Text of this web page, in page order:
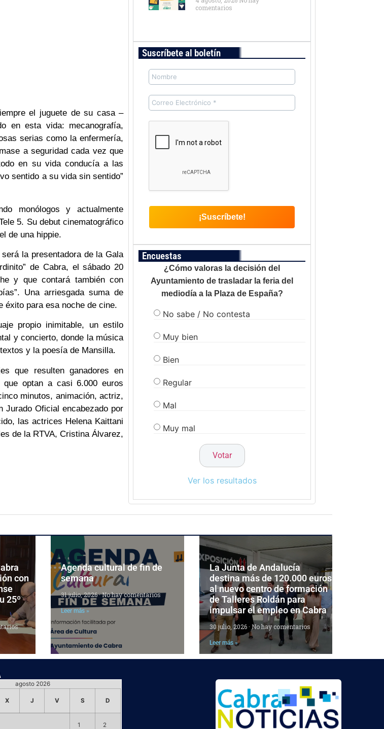
el juguete de su casa –
en esta vida: mecanografía,
serias como la enfermería,
a seguridad cada vez que
en su vida conducía a las
sentido a su vida sin sentido”
monólogos y actualmente
5. Su debut cinematográfico
de una hippie.
la presentadora de la Gala
de Cabra, el sábado 20
y que contará también con
Una arriesgada suma de
éxito para esa noche de cine.
propio inimitable, un estilo
y concierto, donde la música
y la poesía de Mansilla.
que resulten ganadores en
optan a casi 6.000 euros
minutos, animación, actriz,
Oficial encabezado por
las actrices Helena Kaittani
de la RTVA, Cristina Álvarez,
comentarios
Suscríbete al boletín
Encuestas
¿Cómo valoras la decisión del
Ayuntamiento de trasladar la feria del
mediodía a la Plaza de España?
No sabe / No contesta
Muy bien
Bien
Regular
Mal
Muy mal
Ver los resultados
con
25º
Agenda cultural de fin de
semana
31 julio, 2026No hay comentarios
Leer más »
La Junta de Andalucía
destina más de 120.000 euros
al nuevo centro de formación
de Talleres Roldán para
impulsar el empleo en Cabra
30 julio, 2026 No hay comentarios
Leer más »
agosto 2026
X J V S D
1 2